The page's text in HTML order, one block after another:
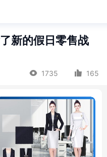
新的假日零售战
1735 165